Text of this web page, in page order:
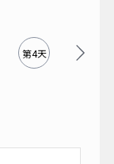
第4天